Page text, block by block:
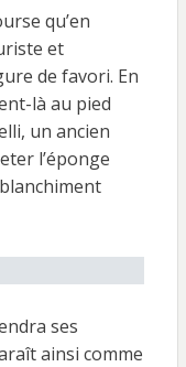
qu’en
et
de favori. En
là au pied
un ancien
l’éponge
ses
ainsi comme